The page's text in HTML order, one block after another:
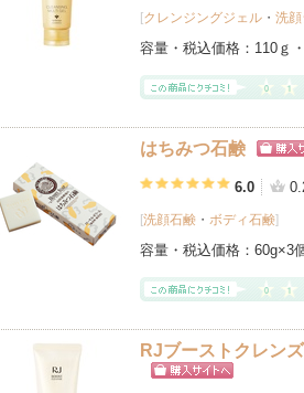
[クレンジングジェル ・ 洗
容量・税込価格： 110ｇ
はちみつ石鹸
グサイ
6.0
[洗顔石鹸 ・ ボディ石鹸]
容量・税込価格： 60g×3
RJブーストクレン